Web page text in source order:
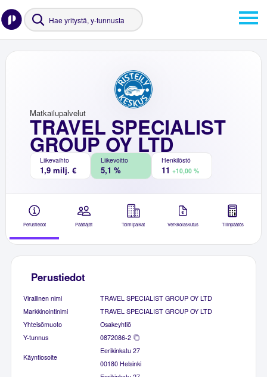
TRAVEL SPECIALIST
GROUP OY LTD
Matkailupalvelut
Liikevaihto
1,9 milj. €
Liikevoitto
5,1 %
Henkilöstö
11 +10,00 %
Perustiedot Päättäjät Toimipaikat Verkkolaskutus Tilinpäätös
Perustiedot
Virallinen nimi
TRAVEL SPECIALIST GROUP OY LTD
Markkinointinimi
TRAVEL SPECIALIST GROUP OY LTD
Yhteisömuoto
Osakeyhtiö
Y-tunnus
0872086-2
Käyntiosoite
Eerikinkatu 27
00180 Helsinki